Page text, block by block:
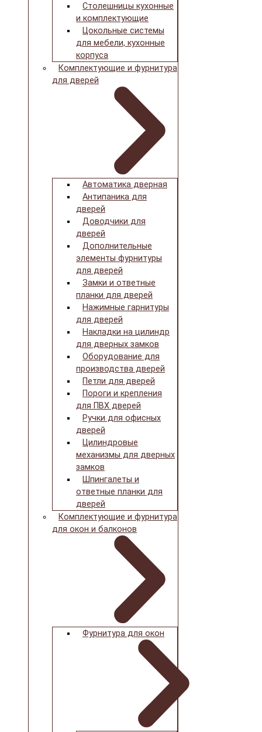
Столешницы кухонные
и комплектующие
Цокольные системы
для мебели, кухонные
корпуса
Комплектующие и фурнитура
для дверей
Автоматика дверная
Антипаника для
дверей
Доводчики для
дверей
Дополнительные
элементы фурнитуры
для дверей
Замки и ответные
планки для дверей
Нажимные гарнитуры
для дверей
Накладки на цилиндр
для дверных замков
Оборудование для
производства дверей
Петли для дверей
Пороги и крепления
для ПВХ дверей
Ручки для офисных
дверей
Цилиндровые
механизмы для дверных
замков
Шпингалеты и
ответные планки для
дверей
Комплектующие и фурнитура
для окон и балконов
Фурнитура для окон